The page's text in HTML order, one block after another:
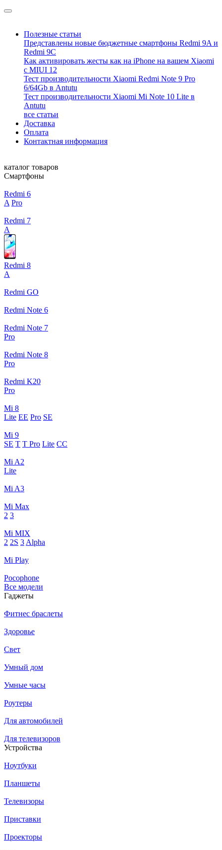
Полезные статьи
Представлены новые бюджетные смартфоны Redmi 9A и
Redmi 9C
Как активировать жесты как на iPhone на вашем Xiaomi
с MIUI 12
Тест производительности Xiaomi Redmi Note 9 Pro
6/64Gb в Antutu
Тест производительности Xiaomi Mi Note 10 Lite в
Antutu
все статьи
Доставка
Оплата
Контактная информация
каталог товаров
Смартфоны
Redmi 6
A Pro
Redmi 7
A
Redmi 8
A
Redmi GO
Redmi Note 6
Redmi Note 7
Pro
Redmi Note 8
Pro
Redmi K20
Pro
Mi 8
Lite EE Pro SE
Mi 9
SE T T Pro Lite CC
Mi A2
Lite
Mi A3
Mi Max
2 3
Mi MIX
2 2S 3 Alpha
Mi Play
Pocophone
Все модели
Гаджеты
Фитнес браслеты
Здоровье
Свет
Умный дом
Умные часы
Роутеры
Для автомобилей
Для телевизоров
Устройства
Ноутбуки
Планшеты
Телевизоры
Приставки
Проекторы